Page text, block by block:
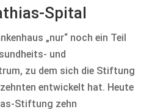
Spital
„nur“ noch ein Teil
und
zu dem sich die Stiftung
entwickelt hat. Heute
Stiftung zehn